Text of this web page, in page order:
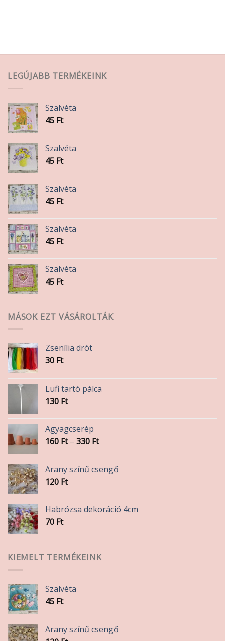
LEGÚJABB TERMÉKEINK
Szalvéta
45 Ft
Szalvéta
45 Ft
Szalvéta
45 Ft
Szalvéta
45 Ft
Szalvéta
45 Ft
MÁSOK EZT VÁSÁROLTÁK
Zsenília drót
30 Ft
Lufi tartó pálca
130 Ft
Agyagcserép
160 Ft – 330 FtÁrtartomány:
-
330 Ft
Arany színű csengő
120 Ft
Habrózsa dekoráció 4cm
70 Ft
KIEMELT TERMÉKEINK
Szalvéta
45 Ft
Arany színű csengő